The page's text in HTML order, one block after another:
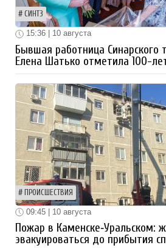
СИНТЗ
15:36 | 10 августа
Бывшая работница Синарского
Елена Шатько отметила 100-
ПРОИСШЕСТВИЯ
09:45 | 10 августа
Пожар в Каменске‑Уральском:
эвакуироваться до прибытия